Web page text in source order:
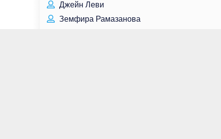
Джейн Леви
Земфира Рамазанова